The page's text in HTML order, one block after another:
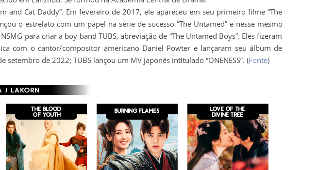
and Cat Daddy”. Em fevereiro de 2017, ele apareceu em seu primeiro filme “The
o estrelato com um papel na série de sucesso “The Untamed” e nesse mesmo
para criar a boy band TUBS, abreviação de “The Untamed Boys”. Eles fizeram
com o cantor/compositor americano Daniel Powter e lançaram seu álbum de
setembro de 2022; TUBS lançou um MV japonês intitulado “ONENESS”. (Fonte)